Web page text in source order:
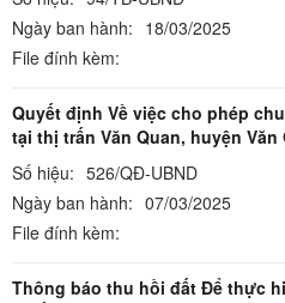
Ngày ban hành: 18/03/2025
File đính kèm:
Quyết định Về việc cho phép
tại thị trấn Văn Quan, huyện
Số hiệu: 526/QĐ-UBND
Ngày ban hành: 07/03/2025
File đính kèm:
Thông báo thu hồi đất Để thực